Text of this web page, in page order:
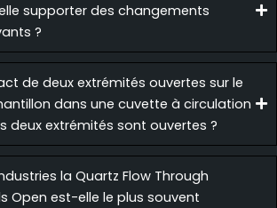
supporter des changements
?
de deux extrémités ouvertes sur le
dans une cuvette à circulation
deux extrémités sont ouvertes ?
la Quartz Flow Through
Open est-elle le plus souvent